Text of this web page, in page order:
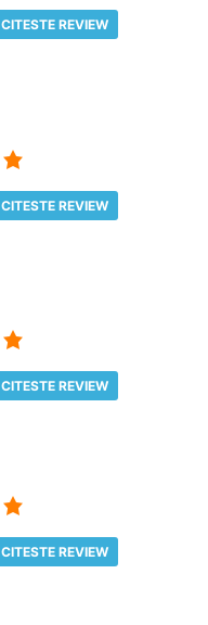
CITESTE REVIEW
CITESTE REVIEW
CITESTE REVIEW
CITESTE REVIEW